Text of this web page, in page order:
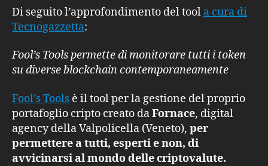
secondo
Tecnogazzetta
strumento
“a
di
stupido”
Di seguito l’approfondimento del tool a cura di
Tecnogazzetta:
Fool’s Tools permette di monitorare tutti i token
su diverse blockchain contemporaneamente
Fool’s Tools è il tool per la gestione del proprio
portafoglio cripto creato daFornace, digital
agency della Valpolicella (Veneto), per
permettere a tutti, esperti e non, di
avvicinarsi al mondo delle criptovalute.